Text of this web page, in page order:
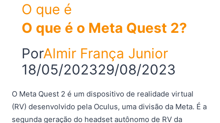
O que é
O que é o Meta Quest 2?
PorAlmir França Junior
18/05/202329/08/2023
O Meta Quest 2 é um dispositivo de realidade virtual
(RV) desenvolvido pela Oculus, uma divisão da Meta. É a
segunda geração do headset autônomo de RV da